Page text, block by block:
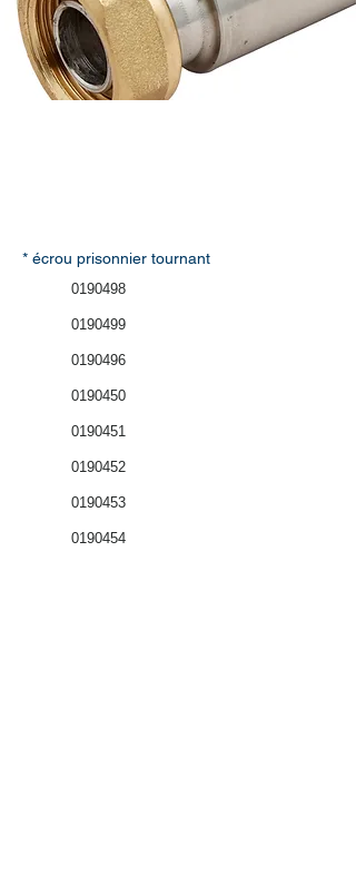
* écrou prisonnier tournant
0190498
0190499
0190496
0190450
0190451
0190452
0190453
0190454